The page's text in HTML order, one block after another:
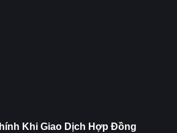
Khi Giao Dịch Hợp Đồng